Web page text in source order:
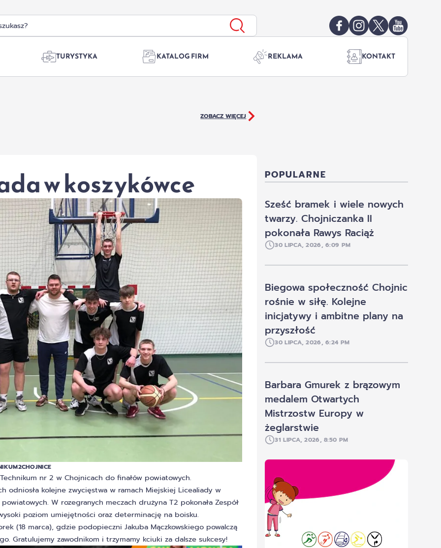
TURYSTYKA KATALOG FIRM REKLAMA KONTAKT
ZOBACZ WIĘCEJ
w koszykówce
nr 2 w Chojnicach do finałów powiatowych.
odniosła kolejne zwycięstwa w ramach Miejskiej Licealiady w
W rozegranych meczach drużyna T2 pokonała Zespół
poziom umiejętności oraz determinację na boisku.
(18 marca), gdzie podopieczni Jakuba Mączkowskiego powalczą
Gratulujemy zawodnikom i trzymamy kciuki za dalsze sukcesy!
POPULARNE
Sześć bramek i wiele nowych
twarzy. Chojniczanka II
pokonała Rawys Raciąż
30 LIPCA, 2026, 6:09 PM
Biegowa społeczność Chojnic
rośnie w siłę. Kolejne
inicjatywy i ambitne plany na
przyszłość
30 LIPCA, 2026, 6:24 PM
Barbara Gmurek z brązowym
medalem Otwartych
Mistrzostw Europy w
żeglarstwie
31 LIPCA, 2026, 8:50 PM